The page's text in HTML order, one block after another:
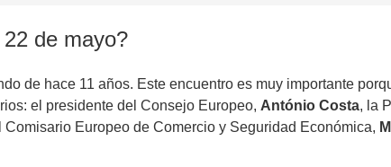
de mayo?
de hace 11 años. Este encuentro es muy importante
el presidente del Consejo Europeo, António Costa, la
Comisario Europeo de Comercio y Seguridad Económica,